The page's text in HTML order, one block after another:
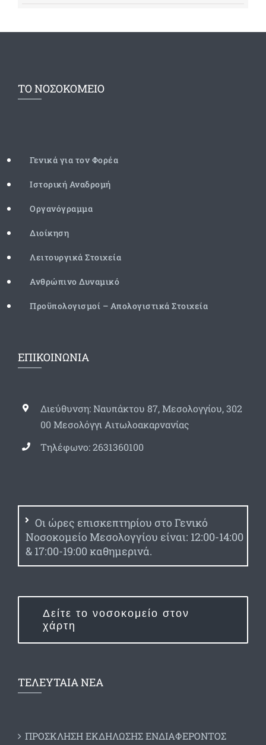
ΤΟ ΝΟΣΟΚΟΜΕΙΟ
Γενικά για τον Φορέα
Ιστορική Αναδρομή
Οργανόγραμμα
Διοίκηση
Λειτουργικά Στοιχεία
Ανθρώπινο Δυναμικό
Προϋπολογισμοί – Απολογιστικά Στοιχεία
ΕΠΙΚΟΙΝΩΝΙΑ
Διεύθυνση: Ναυπάκτου 87, Μεσολογγίου, 302
00 Μεσολόγγι Αιτωλοακαρνανίας
Τηλέφωνο: 2631360100
Οι ώρες επισκεπτηρίου στο Γενικό
Νοσοκομείο Μεσολογγίου είναι: 12:00-14:00
& 17:00-19:00 καθημερινά.
Δείτε το νοσοκομείο στον
χάρτη
ΤΕΛΕΥΤΑΙΑ ΝΕΑ
ΠΡΟΣΚΛΗΣΗ ΕΚΔΗΛΩΣΗΣ ΕΝΔΙΑΦΕΡΟΝΤΟΣ